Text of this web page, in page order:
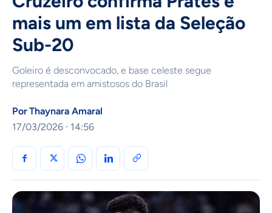
mais um em lista da Seleção
Sub-20
Goleiro é desconvocado, e base celeste segue
representada em amistosos do Brasil
PorThaynara Amaral
17/03/2026 · 14:56